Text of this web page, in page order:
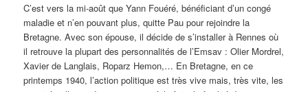
C’est vers la mi-août que Yann Fouéré, bénéficiant d’un congé
maladie et n’en pouvant plus, quitte Pau pour rejoindre la
Bretagne. Avec son épouse, il décide de s’installer à Rennes où
il retrouve la plupart des personnalités de l’Emsav : Olier Mordrel,
Xavier de Langlais, Roparz Hemon,… En Bretagne, en ce
printemps 1940, l’action politique est très vive mais, très vite, les